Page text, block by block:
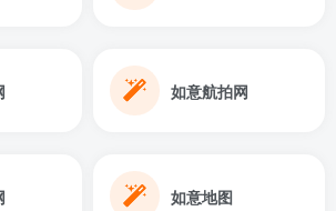
如意航拍网
如意地图